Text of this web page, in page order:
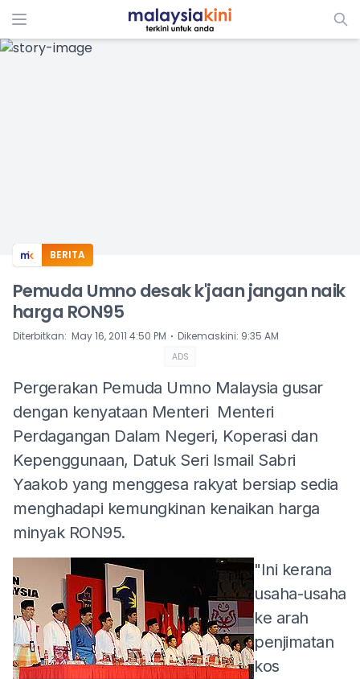
ADS
BERITA
Pemuda Umno desak k'jaan jangan naik
harga RON95
Diterbitkan: May 16, 2011 4:50 PM ⋅ Dikemaskini: 9:35 AM
ADS
Pergerakan Pemuda Umno Malaysia gusar
dengan kenyataan Menteri Menteri
Perdagangan Dalam Negeri, Koperasi dan
Kepenggunaan, Datuk Seri Ismail Sabri
Yaakob yang menggesa rakyat bersiap sedia
menghadapi kemungkinan kenaikan harga
minyak RON95.
"Ini kerana
usaha-usaha
ke arah
penjimatan
kos